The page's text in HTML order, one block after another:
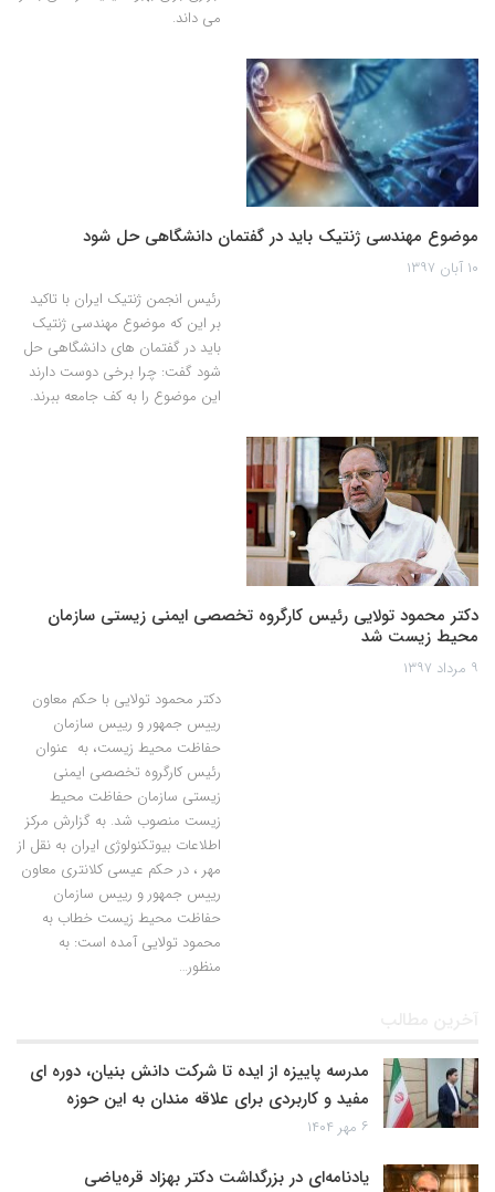
می داند.
موضوع مهندسی ژنتیک باید در گفتمان دانشگاهی حل شود
۱۰ آبان ۱۳۹۷
رئیس انجمن ژنتیک ایران با تاکید
بر این که موضوع مهندسی ژنتیک
باید در گفتمان های دانشگاهی حل
شود گفت: چرا برخی دوست دارند
این موضوع را به کف جامعه ببرند.
دکتر محمود تولایی رئیس کارگروه تخصصی ایمنی زیستی سازمان
محیط زیست شد
۹ مرداد ۱۳۹۷
دکتر محمود تولایی با حکم معاون
رییس جمهور و رییس سازمان
حفاظت محیط زیست، به عنوان
رئیس کارگروه تخصصی ایمنی
زیستی سازمان حفاظت محیط
زیست منصوب شد. به گزارش مرکز
اطلاعات بیوتکنولوژی ایران به نقل از
مهر ، در حکم عیسی کلانتری معاون
رییس جمهور و رییس سازمان
حفاظت محیط زیست خطاب به
محمود تولایی آمده است: به
منظور…
آخرین مطالب
مدرسه پاییزه از ایده تا شرکت دانش بنیان، دوره ای
مفید و کاربردی برای علاقه مندان به این حوزه
۶ مهر ۱۴۰۴
یادنامه‌ای در بزرگداشت دکتر بهزاد قره‌یاضی